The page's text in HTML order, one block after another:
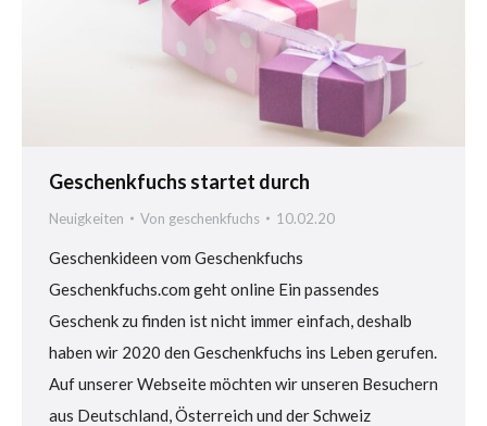
Geschenkfuchs startet durch
Neuigkeiten Von geschenkfuchs 10.02.20
Geschenkideen vom Geschenkfuchs
Geschenkfuchs.com geht online Ein passendes
Geschenk zu finden ist nicht immer einfach, deshalb
haben wir 2020 den Geschenkfuchs ins Leben gerufen.
Auf unserer Webseite möchten wir unseren Besuchern
aus Deutschland, Österreich und der Schweiz